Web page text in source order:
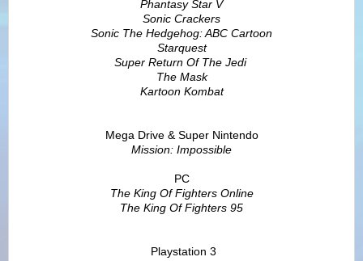
Phantasy Star V
Sonic Crackers
Sonic The Hedgehog: ABC Cartoon
Starquest
Super Return Of The Jedi
The Mask
Kartoon Kombat
Mega Drive & Super Nintendo
Mission: Impossible
PC
The King Of Fighters Online
The King Of Fighters 95
Playstation 3